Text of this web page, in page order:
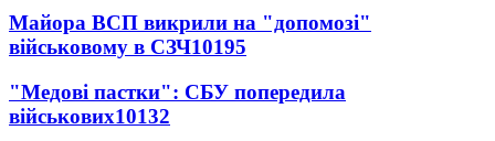
Майора ВСП викрили на "допомозі"
військовому в СЗЧ10195
"Медові пастки": СБУ попередила
військових10132